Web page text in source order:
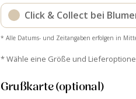
Click & Collect bei
* Alle Datums- und Zeitangaben erfolgen in
* Wähle eine Größe und
Grußkarte (optional)